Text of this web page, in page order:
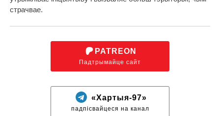
страчвае.
PATREON
Падтрымайце сайт
«Хартыя-97»
падпісвайцеся на канал